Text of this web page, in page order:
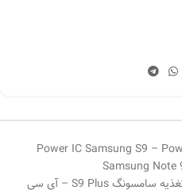
Power IC Samsung S9 –
Samsung Note
آی سی تغذیه سامسونگ S9 – آی سی تغذیه سامسونگ S9 Plus – آی سی